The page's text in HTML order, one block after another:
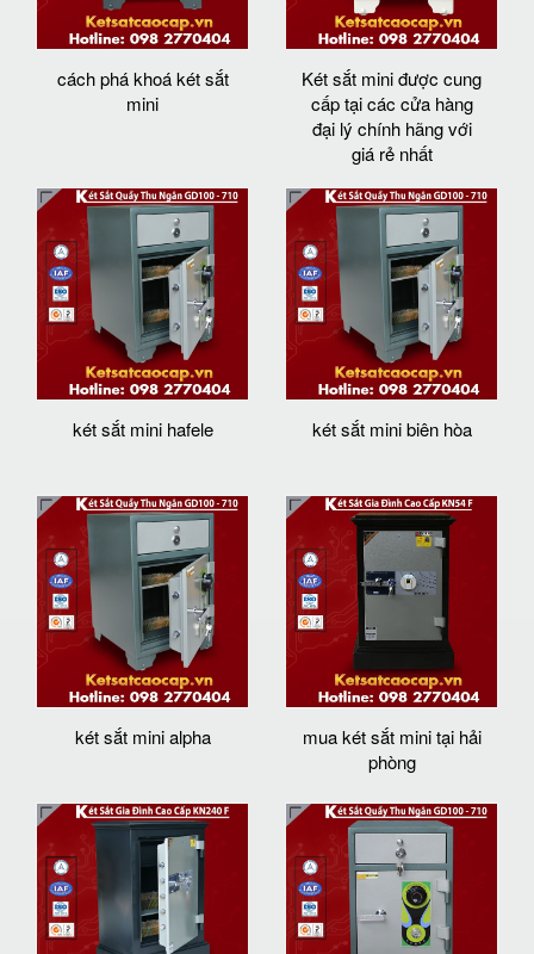
cách phá khoá két sắt
mini
Két sắt mini được cung
cấp tại các cửa hàng
đại lý chính hãng với
giá rẻ nhất
két sắt mini hafele két sắt mini biên hòa
két sắt mini alpha
mua két sắt mini tại hải
phòng